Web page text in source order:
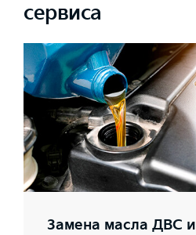
сервиса
Замена масла ДВС и